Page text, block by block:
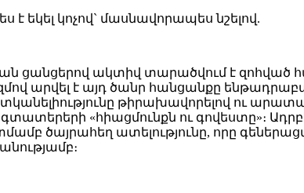
եկել կոչով` մասնավորապես նշելով.
ցանցերով ակտիվ տարածվում է
արվել է այդ ծանր հանցանքը
թիրախավորելով ու
«հիացմունքն ու գովեստը»։
ծայրահեղ ատելությունը, որը